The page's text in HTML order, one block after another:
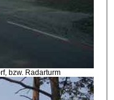
bzw. Radarturm